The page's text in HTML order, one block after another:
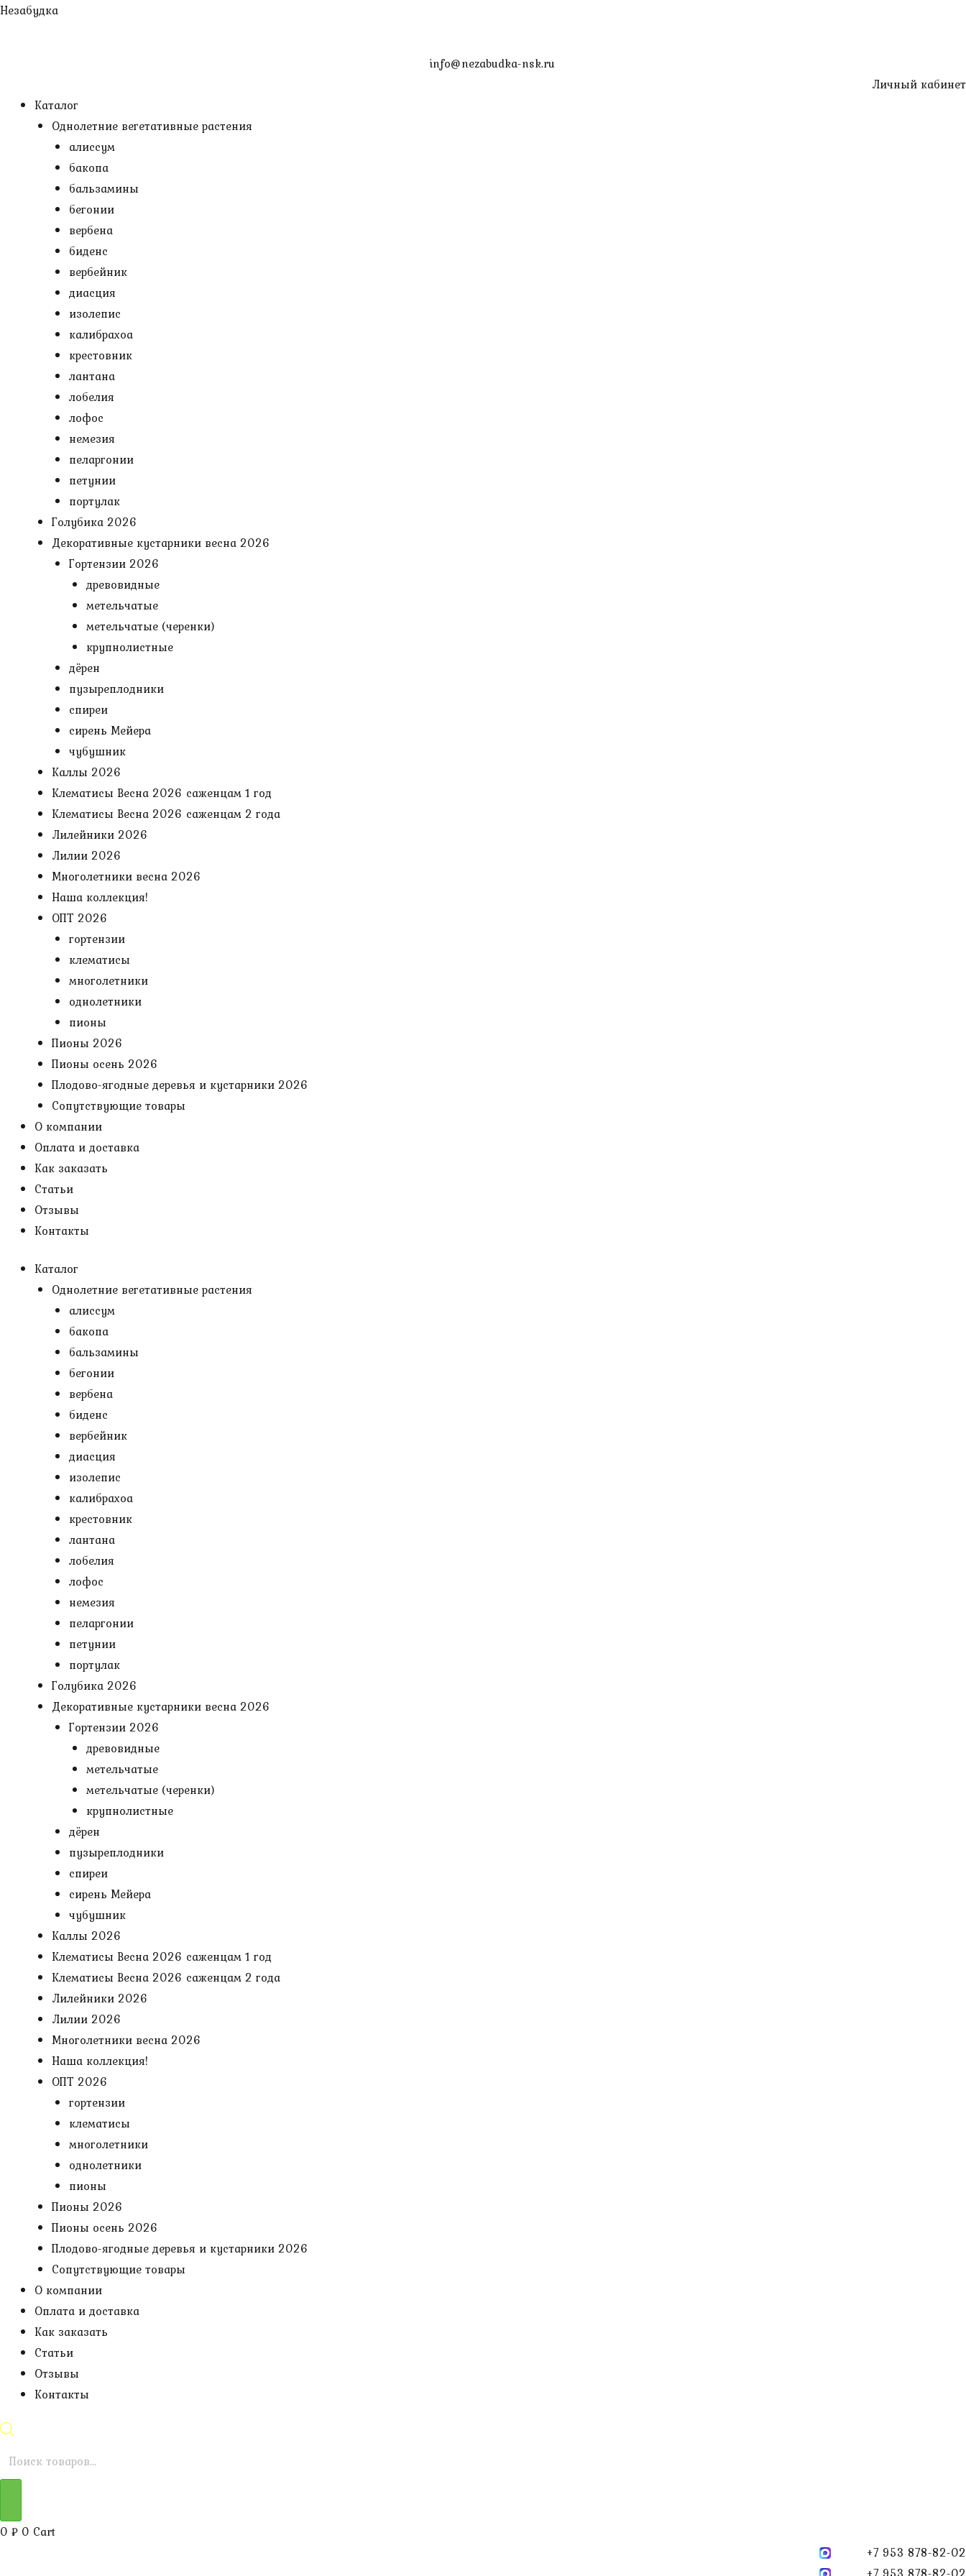
Перейти
Незабудка
info@nezabudka-nsk.ru
Личный кабинет
Каталог
Однолетние вегетативные растения
алиссум
бакопа
бальзамины
бегонии
вербена
биденс
вербейник
диасция
изолепис
калибрахоа
крестовник
лантана
лобелия
лофос
немезия
пеларгонии
петунии
портулак
Голубика 2026
Декоративные кустарники весна 2026
Гортензии 2026
древовидные
метельчатые
метельчатые (черенки)
крупнолистные
дёрен
пузыреплодники
спиреи
сирень Мейера
чубушник
Каллы 2026
Клематисы Весна 2026 саженцам 1 год
Клематисы Весна 2026 саженцам 2 года
Лилейники 2026
Лилии 2026
Многолетники весна 2026
Наша коллекция!
ОПТ 2026
гортензии
клематисы
многолетники
однолетники
пионы
Пионы 2026
Пионы осень 2026
Плодово-ягодные деревья и кустарники 2026
Сопутствующие товары
О компании
Оплата и доставка
Как заказать
Статьи
Отзывы
Контакты
Каталог
Однолетние вегетативные растения
алиссум
бакопа
бальзамины
бегонии
вербена
биденс
вербейник
диасция
изолепис
калибрахоа
крестовник
лантана
лобелия
лофос
немезия
пеларгонии
петунии
портулак
Голубика 2026
Декоративные кустарники весна 2026
Гортензии 2026
древовидные
метельчатые
метельчатые (черенки)
крупнолистные
дёрен
пузыреплодники
спиреи
сирень Мейера
чубушник
Каллы 2026
Клематисы Весна 2026 саженцам 1 год
Клематисы Весна 2026 саженцам 2 года
Лилейники 2026
Лилии 2026
Многолетники весна 2026
Наша коллекция!
ОПТ 2026
гортензии
клематисы
многолетники
однолетники
пионы
Пионы 2026
Пионы осень 2026
Плодово-ягодные деревья и кустарники 2026
Сопутствующие товары
О компании
Оплата и доставка
Как заказать
Статьи
Отзывы
Контакты
Поиск
0 ₽ 0 Cart
+7 953 878-82-02